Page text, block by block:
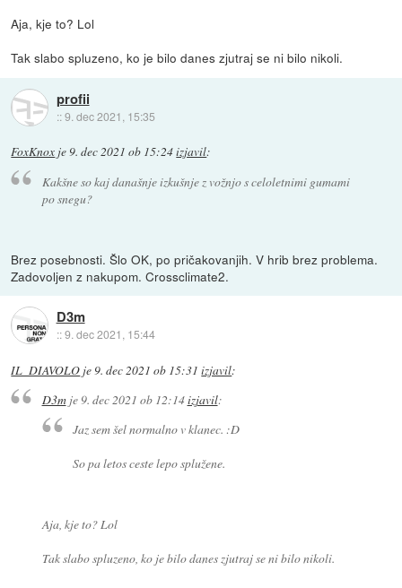
Aja, kje to? Lol
Tak slabo spluzeno, ko je bilo danes zjutraj se ni bilo nikoli.
profii
::9. dec 2021, 15:35
FoxKnox je9. dec 2021 ob 15:24izjavil:
Kakšne so kaj današnje izkušnje z vožnjo s celoletnimi gumami
po snegu?
Brez posebnosti. Šlo OK, po pričakovanjih. V hrib brez problema.
Zadovoljen z nakupom. Crossclimate2.
D3m
::9. dec 2021, 15:44
IL_DIAVOLO je9. dec 2021 ob 15:31 izjavil:
D3mje9. dec 2021 ob 12:14izjavil:
Jaz sem šel normalno v klanec. :D
So pa letos ceste lepo splužene.
Aja, kje to? Lol
Tak slabo spluzeno, ko je bilo danes zjutraj se ni bilo nikoli.